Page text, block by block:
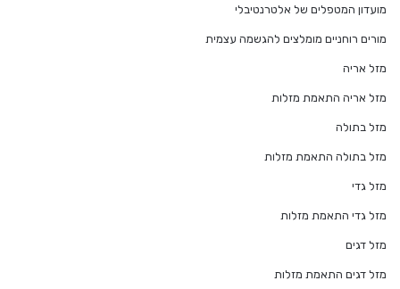
מועדון המטפלים של אלטרנטיבלי
מורים רוחניים מומלצים להגשמה עצמית
מזל אריה
מזל אריה התאמת מזלות
מזל בתולה
מזל בתולה התאמת מזלות
מזל גדי
מזל גדי התאמת מזלות
מזל דגים
מזל דגים התאמת מזלות